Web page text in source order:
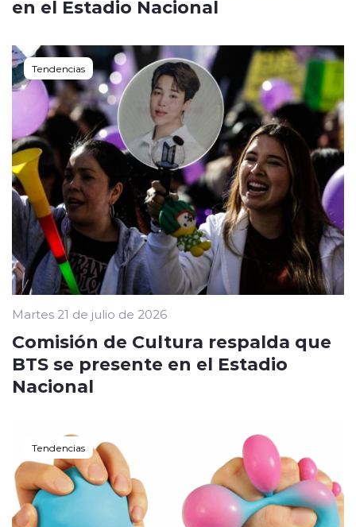
en el Estadio Nacional
Tendencias
Martes 21 de julio de 2026
Comisión de Cultura respalda que
BTS se presente en el Estadio
Nacional
Tendencias